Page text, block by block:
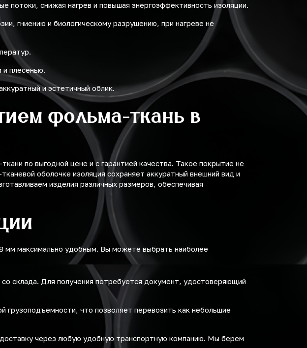
потоки, снижая нагрев и повышая энергоэффективность изоляции.
гниению и биологическому разрушению, при нагреве не
и плесенью.
и эстетичный облик.
фольма-ткань в
по выгодной цене и с гарантией качества. Такое покрытие не
оболочке изоляция сохраняет аккуратный внешний вид и
изделия различных размеров, обеспечивая
мм максимально удобным. Вы можете выбрать наиболее
склада. Для получения потребуется документ, удостоверяющий
грузоподъемности, что позволяет перевозить как небольшие
через любую удобную транспортную компанию. Мы берем